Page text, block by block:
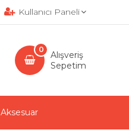
Kullanıcı Paneli
Alışveriş
Sepetim
0
Aksesuar